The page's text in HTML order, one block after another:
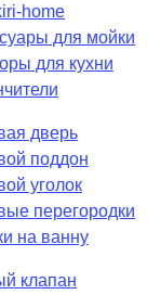
home
для мойки
для кухни
дверь
поддон
уголок
перегородки
на ванну
клапан